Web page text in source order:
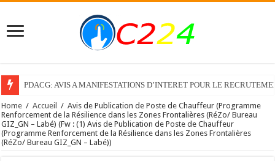
PDACG: AVIS A MANIFESTATIONS D’INTERET POUR LE
Home / Accueil / Avis de Publication de Poste de Chauffeur (Programme
Renforcement de la Résilience dans les Zones Frontalières (RéZo/ Bureau
GIZ_GN – Labé) (Fw : (1) Avis de Publication de Poste de Chauffeur
(Programme Renforcement de la Résilience dans les Zones Frontalières
(RéZo/ Bureau GIZ_GN – Labé))